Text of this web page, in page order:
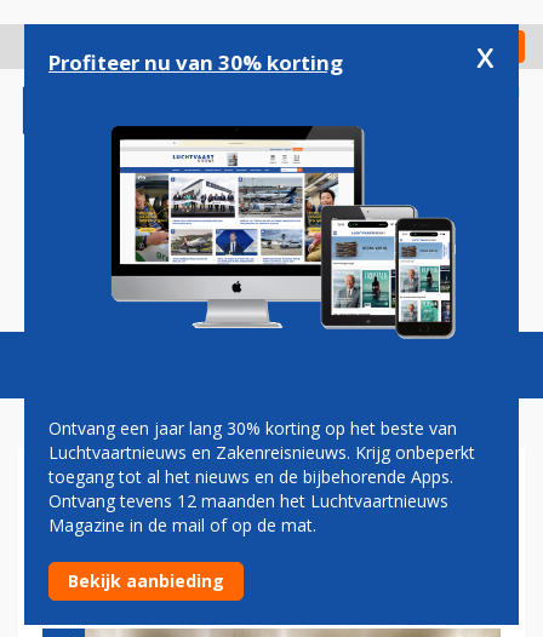
gaan
Check in
Magazine Podcasts Vacatures
LUCHTVERKEERSLEIDING
STEEDS VAKER OORZAAK
VERTRAGING
Profiteer nu van 30% korting x
Ontvang een jaar lang 30% korting op het beste van
Luchtvaartnieuws en Zakenreisnieuws. Krijg onbeperkt
toegang tot al het nieuws en de bijbehorende Apps.
Ontvang tevens 12 maanden het Luchtvaartnieuws
Magazine in de mail of op de mat.
Bekijk aanbieding